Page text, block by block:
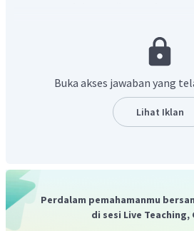
Domain elektron berarti
keberadaan elektron. Jumlah
Setiap elektron ikatan, baik
dua, atau rangkap tiga merupakan
Pada sekitar atom C=O dimana
atom pusat, jumlah domain
bentuk molekulnya segitiga planar.
Buka akses jawaban yang
Lihat Iklan
Perdalam pemahamanmu
di sesi Live Teaching,